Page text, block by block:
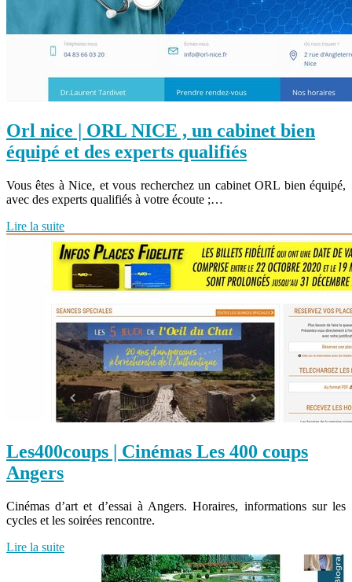
Orl nice | ORL NICE , un cabinet bien
équipé et des experts qualifiés
Vous êtes à Nice, et vous recherchez un cabinet ORL bien équipé,
avec des experts qualifiés à votre écoute ;…
Lire la suite
Les400coups | Cinémas Les 400 coups
Angers
Cinémas d’art et d’essai à Angers. Horaires, informations sur les
cycles et les soirées rencontre.
Lire la suite